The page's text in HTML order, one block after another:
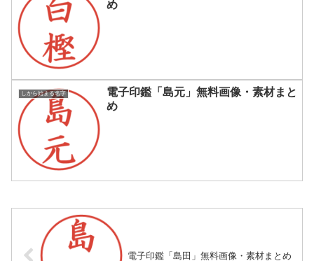
め
しから始まる名字
電子印鑑「島元」無料画像・素材まと
め
電子印鑑「島田」無料画像・素材まとめ